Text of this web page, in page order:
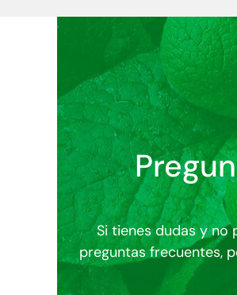
Si tienes dudas y no
preguntas frecuentes,